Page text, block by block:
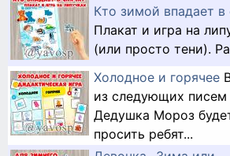
Кто зимой впадает в
Плакат и игра на
(или просто тени).
Холодное и горячее
из следующих писем
Дедушка Мороз
просить ребят...